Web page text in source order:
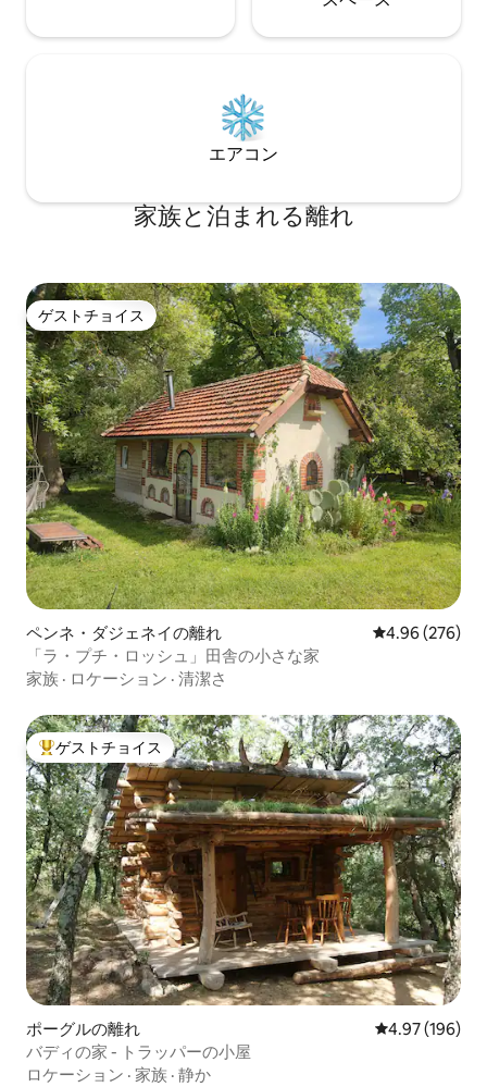
エアコン
家族と泊まれる離れ
ゲストチョイス
ゲストチョイス
ペンネ・ダジェネイの離れ レビュー276
4.96 (276)
「ラ・プチ・ロッシュ」田舎の小さな家
家族 · ロケーション · 清潔さ
大好評のゲストチョイスです。
ゲストチョイス
ポーグルの離れ レビュー196
4.97 (196)
バディの家 - トラッパーの小屋
ロケーション · 家族 · 静か